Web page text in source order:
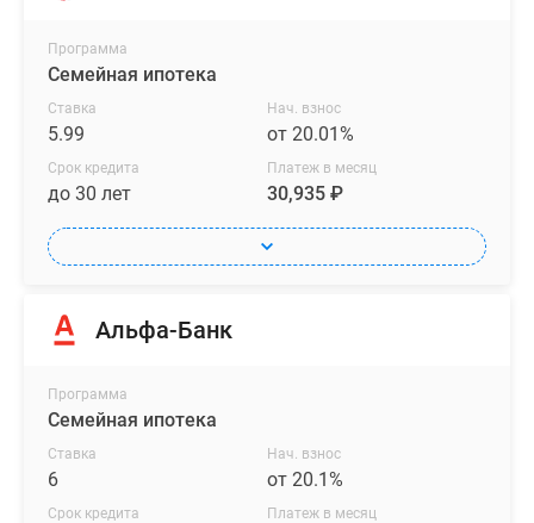
Программа
Семейная ипотека
Ставка
5.99
Нач. взнос
от 20.01%
Срок кредита
до 30 лет
Платеж в месяц
30,935 ₽
Альфа-Банк
Программа
Семейная ипотека
Ставка
6
Нач. взнос
от 20.1%
Срок кредита Платеж в месяц